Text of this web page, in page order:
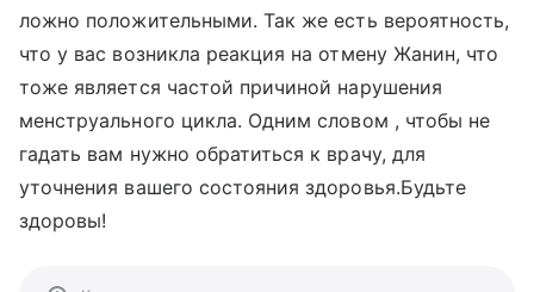
ложно положительными. Так же есть вероятность,
что у вас возникла реакция на отмену Жанин, что
тоже является частой причиной нарушения
менструального цикла. Одним словом , чтобы не
гадать вам нужно обратиться к врачу, для
уточнения вашего состояния здоровья.Будьте
здоровы!